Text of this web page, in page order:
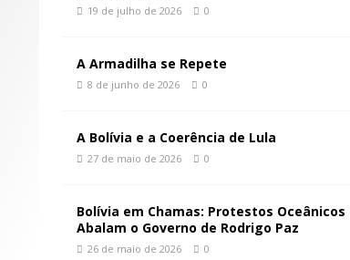
19 de julho de 2026 0
A Armadilha se Repete
8 de junho de 2026 0
A Bolívia e a Coerência de Lula
27 de maio de 2026 0
Bolívia em Chamas: Protestos Oceânicos
Abalam o Governo de Rodrigo Paz
26 de maio de 2026 0